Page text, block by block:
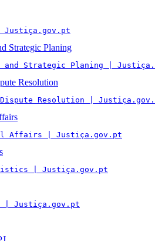
Justiça.gov.pt
Strategic Planing
and Strategic Planing |
Resolution
Resolution |
Affairs | Justiça.gov.pt
| Justiça.gov.pt
| Justiça.gov.pt